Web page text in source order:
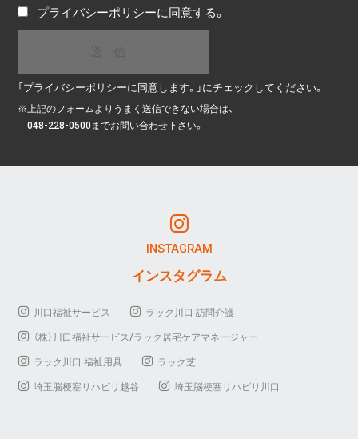
プライバシーポリシーに同意する。
「プライバシーポリシーに同意します。」にチェックしてください。
※上記のフォームよりうまく送信できない場合は、
048-228-0500までお問い合わせ下さい。
INSTAGRAM
インスタグラム
川口福祉サービス
ラック川口 訪問介護
（株）川口福祉サービス/ラック居宅ケアマネージャー
ラック川口 福祉用具
ラック芝
埼玉脳梗塞リハビリ越谷
埼玉脳梗塞リハビリ川口